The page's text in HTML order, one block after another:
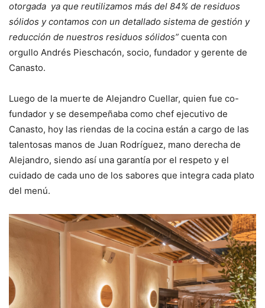
otorgada ya que reutilizamos más del 84% de residuos
sólidos y contamos con un detallado sistema de gestión y
reducción de nuestros residuos sólidos” cuenta con
orgullo Andrés Pieschacón, socio, fundador y gerente de
Canasto.
Luego de la muerte de Alejandro Cuellar, quien fue co-
fundador y se desempeñaba como chef ejecutivo de
Canasto, hoy las riendas de la cocina están a cargo de las
talentosas manos de Juan Rodríguez, mano derecha de
Alejandro, siendo así una garantía por el respeto y el
cuidado de cada uno de los sabores que integra cada plato
del menú.